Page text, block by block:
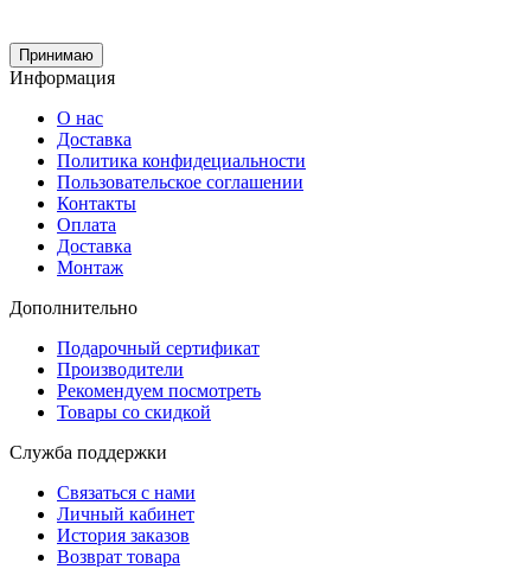
Принимаю
Информация
О нас
Доставка
Политика конфидециальности
Пользовательское соглашении
Контакты
Оплата
Доставка
Монтаж
Дополнительно
Подарочный сертификат
Производители
Рекомендуем посмотреть
Товары со скидкой
Служба поддержки
Связаться с нами
Личный кабинет
История заказов
Возврат товара